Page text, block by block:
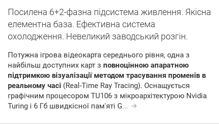
Посилена 6+2-фазна підсистема живлення. Якісна
елементна база. Ефективна система
охолодження. Невеликий заводський розгін.
Потужна ігрова відеокарта середнього рівня, одна з
найбільш доступних карт з повноцінною апаратною
підтримкою візуалізації методом трасування променів в
реальному часі (Real-Time Ray Tracing). Оснащується
графічним процесором TU106 з мікроархітектурою Nvidia
Turing і 6 Гб швидкісної пам'яті G...